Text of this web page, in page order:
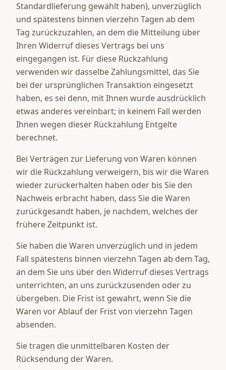
Standardlieferung gewählt haben), unverzüglich
und spätestens binnen vierzehn Tagen ab dem
Tag zurückzuzahlen, an dem die Mitteilung über
Ihren Widerruf dieses Vertrags bei uns
eingegangen ist. Für diese Rückzahlung
verwenden wir dasselbe Zahlungsmittel, das Sie
bei der ursprünglichen Transaktion eingesetzt
haben, es sei denn, mit Ihnen wurde ausdrücklich
etwas anderes vereinbart; in keinem Fall werden
Ihnen wegen dieser Rückzahlung Entgelte
berechnet.
Bei Verträgen zur Lieferung von Waren können
wir die Rückzahlung verweigern, bis wir die Waren
wieder zurückerhalten haben oder bis Sie den
Nachweis erbracht haben, dass Sie die Waren
zurückgesandt haben, je nachdem, welches der
frühere Zeitpunkt ist.
Sie haben die Waren unverzüglich und in jedem
Fall spätestens binnen vierzehn Tagen ab dem Tag,
an dem Sie uns über den Widerruf dieses Vertrags
unterrichten, an uns zurückzusenden oder zu
übergeben. Die Frist ist gewahrt, wenn Sie die
Waren vor Ablauf der Frist von vierzehn Tagen
absenden.
Sie tragen die unmittelbaren Kosten der
Rücksendung der Waren.